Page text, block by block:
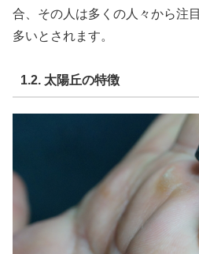
合、その人は多くの人々から注
多いとされます。
1.2. 太陽丘の特徴